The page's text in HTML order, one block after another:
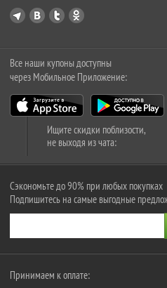
Все наши купоны доступны
через Мобильное Приложение:
Ищите скидки поблизости,
не выходя из чата:
Сэкономьте до 90% при любых покупках
Подпишитесь на самые выгодные
Принимаем к оплате: